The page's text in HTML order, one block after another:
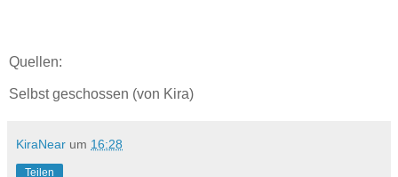
Quellen:
Selbst geschossen (von Kira)
KiraNear um 16:28
Teilen